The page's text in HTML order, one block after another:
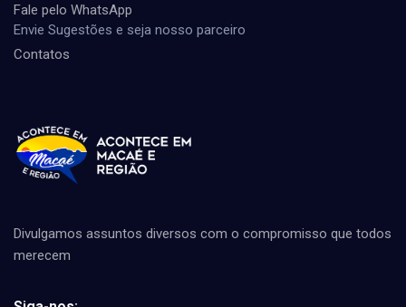
Fale pelo WhatsApp
Envie Sugestões e seja nosso parceiro
Contatos
Divulgamos assuntos diversos com o compromisso que todos
merecem